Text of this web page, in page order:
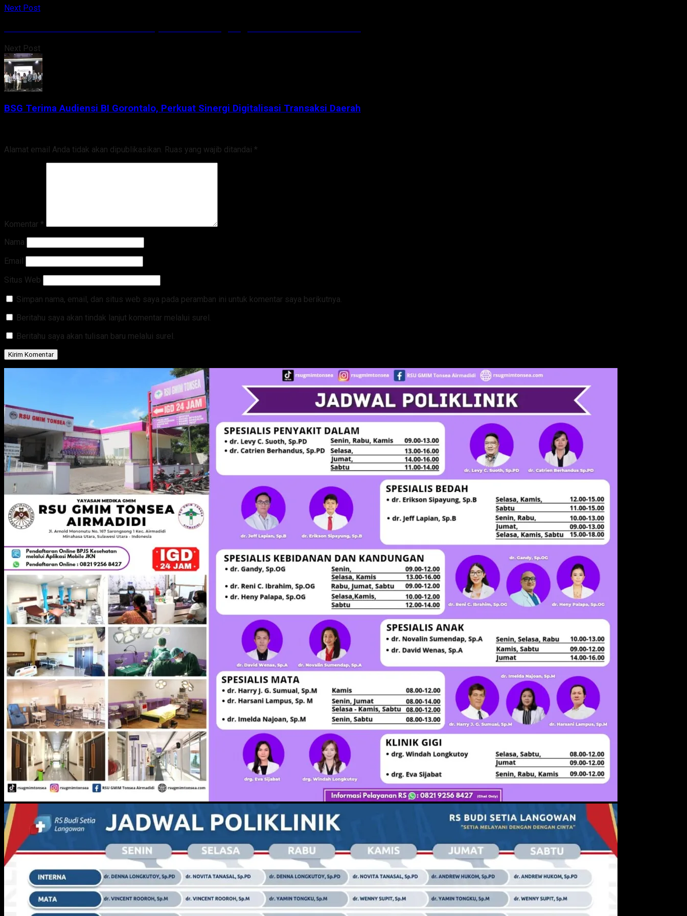
Next Post
Next Post
BSG Terima Audiensi BI Gorontalo, Perkuat Sinergi Digitalisasi Transaksi Daerah
Alamat email Anda tidak akan dipublikasikan. Ruas yang wajib ditandai *
Komentar *
Nama
Email
Situs Web
Simpan nama, email, dan situs web saya pada peramban ini untuk komentar saya berikutnya.
Beritahu saya akan tindak lanjut komentar melalui surel.
Beritahu saya akan tulisan baru melalui surel.